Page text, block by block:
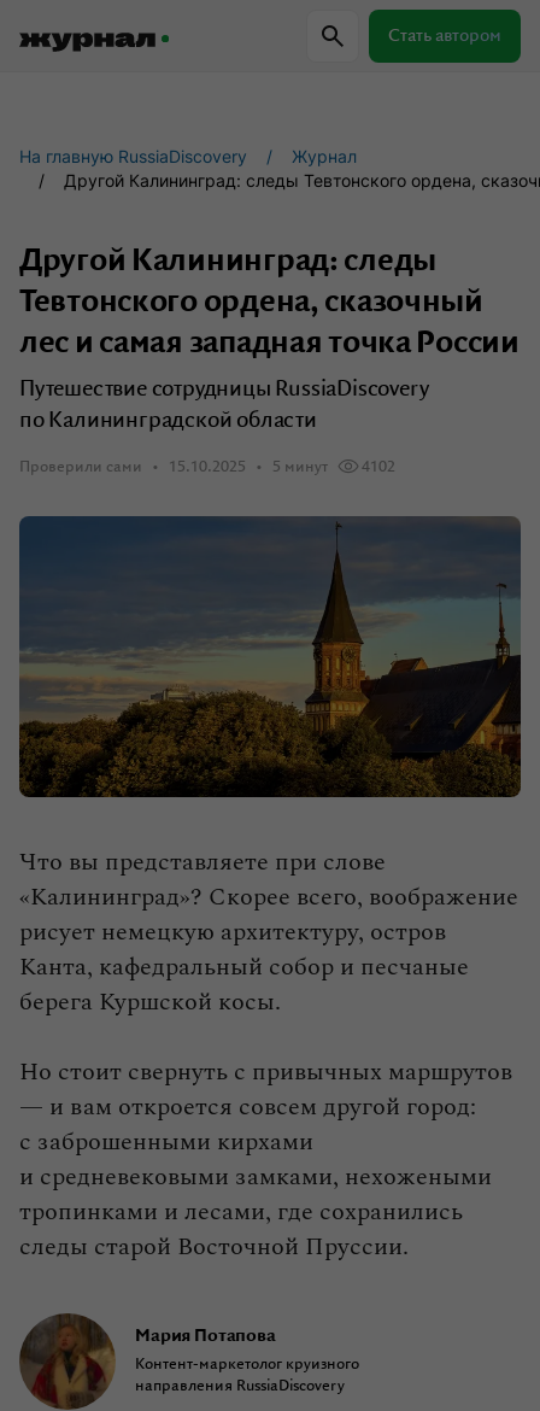
Стать автором
Журнал RussiaDiscovery
Пишем о России, чтобы родная земля
перестала быть Terra Incognita.
На главную RussiaDiscovery
Журнал
Другой Калининград: следы Тевтонского ордена,
Другой Калининград: следы
Тевтонского ордена, сказочный
лес и самая западная точка России
Путешествие сотрудницы RussiaDiscovery
по Калининградской области
Проверили сами 15.10.2025 5 минут 4102
Что вы представляете при слове
«Калининград»? Скорее всего, воображение
рисует немецкую архитектуру, остров
Канта, кафедральный собор и песчаные
берега Куршской косы.
Но стоит свернуть с привычных маршрутов
— и вам откроется совсем другой город:
с заброшенными кирхами
и средневековыми замками, нехожеными
тропинками и лесами, где сохранились
следы старой Восточной Пруссии.
Мария Потапова
Контент-маркетолог круизного
направления RussiaDiscovery